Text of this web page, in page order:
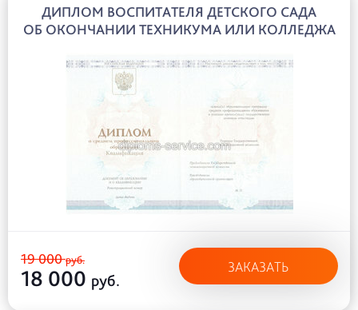
ДИПЛОМ ВОСПИТАТЕЛЯ ДЕТСКОГО САДА
ОБ ОКОНЧАНИИ ТЕХНИКУМА ИЛИ КОЛЛЕДЖА
19 000руб.
18 000 руб.
ЗАКАЗАТЬ